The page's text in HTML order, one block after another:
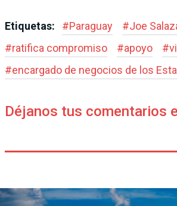
Etiquetas: #Paraguay #Joe
#ratifica compromiso #apoyo #
#encargado de negocios de los
Déjanos tus comentarios